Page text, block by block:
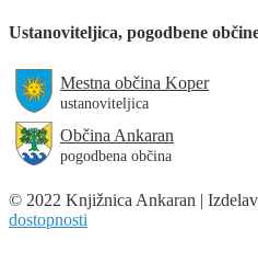
Ustanoviteljica, pogodbene
Mestna občina Koper
ustanoviteljica
Občina Ankaran
pogodbena občina
© 2022 Knjižnica Ankaran |
dostopnosti